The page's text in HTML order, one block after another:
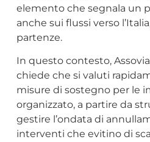
elemento che segnala un
anche sui flussi verso
partenze.
In questo contesto,
chiede che si valuti
misure di sostegno per le
organizzato, a partire da
gestire l’ondata di
interventi che evitino di